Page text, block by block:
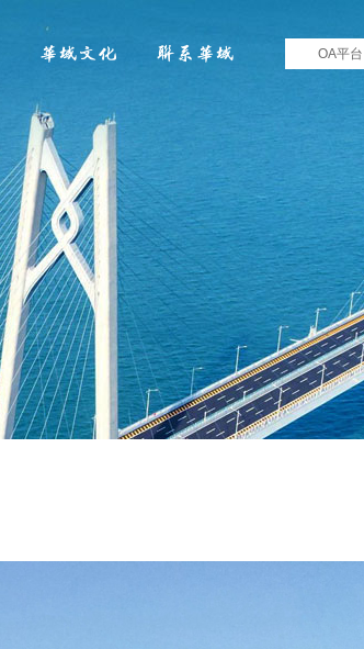
华域文化 联系华域
OA平台